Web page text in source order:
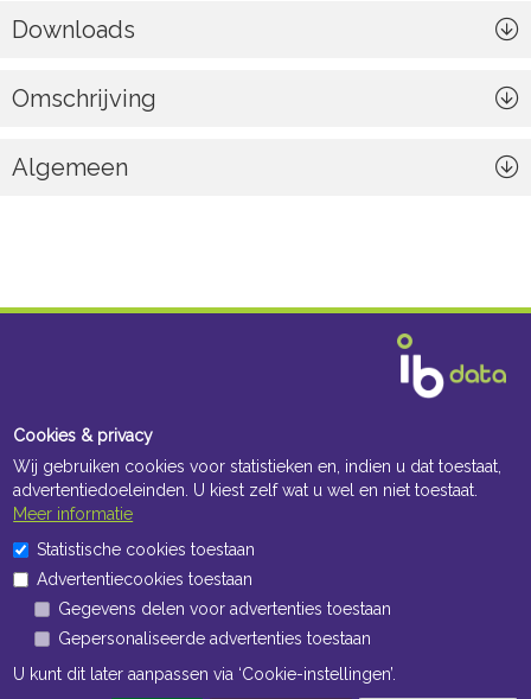
Downloads
Omschrijving
Algemeen
Navigatie
Algemene voorwaarden
Cookies & privacy
Wij gebruiken cookies voor statistieken en, indien u dat toestaat,
advertentiedoeleinden. U kiest zelf wat u wel en niet toestaat.
Meer informatie
Statistische cookies toestaan
Advertentiecookies toestaan
Gegevens delen voor advertenties toestaan
Gepersonaliseerde advertenties toestaan
U kunt dit later aanpassen via ‘Cookie-instellingen’.